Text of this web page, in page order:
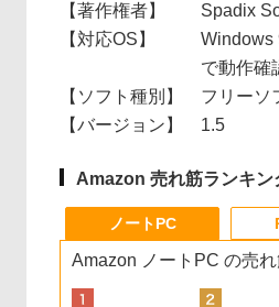
【著作権者】
Spadix
【対応OS】
Windows
で動作確
【ソフト種別】
フリーソ
【バージョン】
1.5
Amazon 売れ筋ランキン
ノートPC
Amazon ノートPC の売